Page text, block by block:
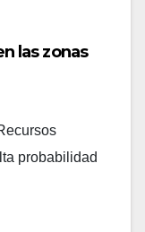
las zonas
probabilidad